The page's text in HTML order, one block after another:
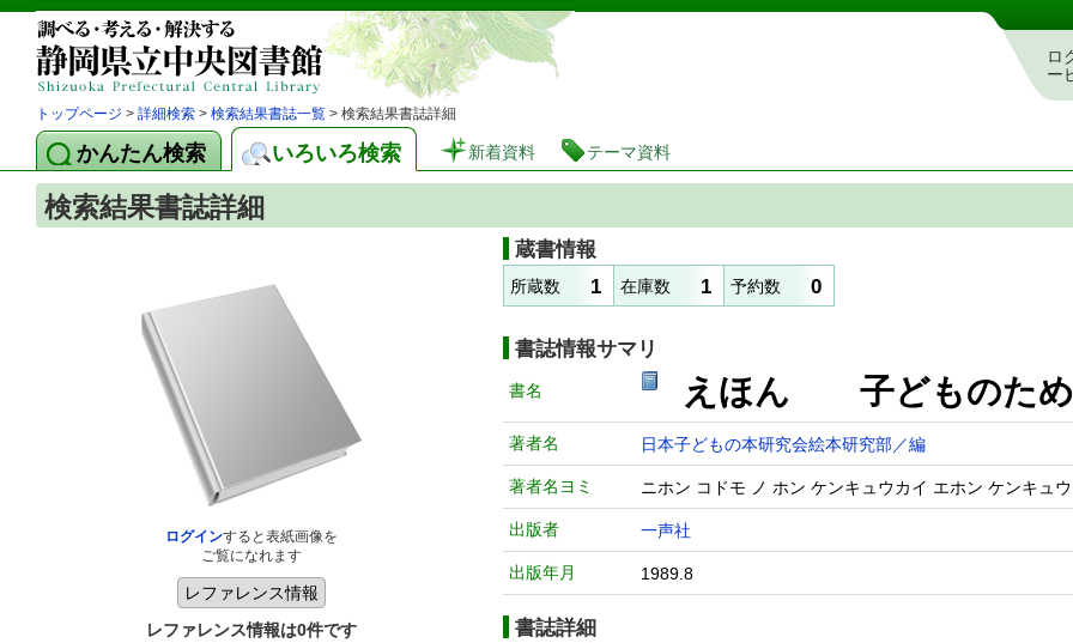
静岡県立図書館 蔵書検索・予約システム
ロ
ー
トップページ > 詳細検索 > 検索結果書誌一覧 > 検索結果書誌詳細
かんたん検索 いろいろ検索 新着資料 テーマ資料
検索結果書誌詳細
ログインすると表紙画像を
ご覧になれます
レファレンス情報は0件です
蔵書情報
所蔵数 1 在庫数 1 予約数 0
書誌情報サマリ
書名 えほん 子どもの
著者名 日本子どもの本研究会絵本研究部／編
著者名ヨミ ニホン コドモ ノ ホン ケンキュウカイ エホン ケンキュ
出版者 一声社
出版年月 1989.8
書誌詳細